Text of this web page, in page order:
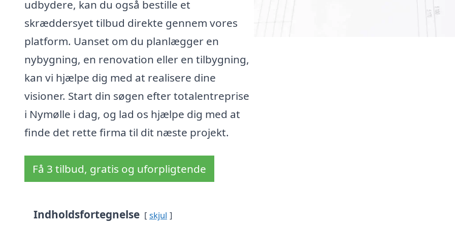
udbydere, kan du også bestille et
skræddersyet tilbud direkte gennem vores
platform. Uanset om du planlægger en
nybygning, en renovation eller en tilbygning,
kan vi hjælpe dig med at realisere dine
visioner. Start din søgen efter totalentreprise
i Nymølle i dag, og lad os hjælpe dig med at
finde det rette firma til dit næste projekt.
Få 3 tilbud, gratis og uforpligtende
Indholdsfortegnelse skjul